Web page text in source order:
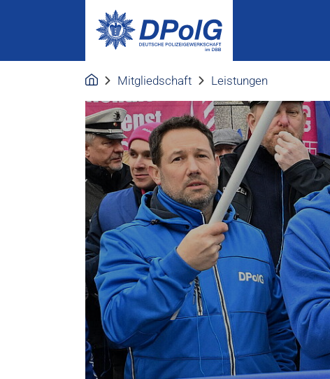
Mitgliedschaft Leistungen